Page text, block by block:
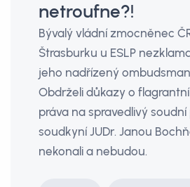
netroufne?!
Bývalý vládní zmocněnec
Štrasburku u ESLP
jeho nadřízený
Obdrželi důkazy o
práva na spravedlivý soudní
soudkyní JUDr. Janou
nekonali a nebudou.